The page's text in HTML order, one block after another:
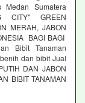
Sumatera
CITY" GREEN
MERAH, JABON
BAGI BAGI
Bibit Tanaman
dan bibit Jual
DAN JABON
BIBIT TANAMAN